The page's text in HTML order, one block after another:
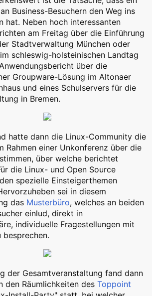
Business-Besuchern den Weg ins
hat. Neben hoch interessanten
am Freitag über die Einführung
Stadtverwaltung München oder
schleswig-holsteinischen Landtag
über die
Groupware-Lösung im Altonaer
und eines Schulservers für die
in Bremen.
hatte dann die Linux-Community die
Rahmen einer Unkonferenz über die
über welche berichtet
die Linux- und Open Source
spezielle Einsteigerthemen
sei in diesem
das Musterbüro, welches an beiden
einlud, direkt in
individuelle Fragestellungen mit
besprechen.
der Gesamtveranstaltung fand dann
den Räumlichkeiten des Toppoint